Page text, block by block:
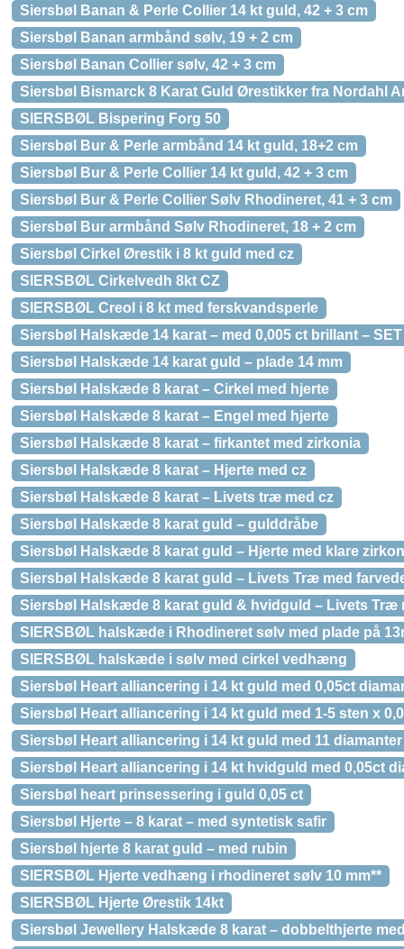
Siersbøl Banan & Perle Collier 14 kt guld, 42 + 3 cm
Siersbøl Banan armbånd sølv, 19 + 2 cm
Siersbøl Banan Collier sølv, 42 + 3 cm
Siersbøl Bismarck 8 Karat Guld Ørestikker fra Nordahl
SIERSBØL Bispering Forg 50
Siersbøl Bur & Perle armbånd 14 kt guld, 18+2 cm
Siersbøl Bur & Perle Collier 14 kt guld, 42 + 3 cm
Siersbøl Bur & Perle Collier Sølv Rhodineret, 41 + 3 cm
Siersbøl Bur armbånd Sølv Rhodineret, 18 + 2 cm
Siersbøl Cirkel Ørestik i 8 kt guld med cz
SIERSBØL Cirkelvedh 8kt CZ
SIERSBØL Creol i 8 kt med ferskvandsperle
Siersbøl Halskæde 14 karat – med 0,005 ct brillant –
Siersbøl Halskæde 14 karat guld – plade 14 mm
Siersbøl Halskæde 8 karat – Cirkel med hjerte
Siersbøl Halskæde 8 karat – Engel med hjerte
Siersbøl Halskæde 8 karat – firkantet med zirkonia
Siersbøl Halskæde 8 karat – Hjerte med cz
Siersbøl Halskæde 8 karat – Livets træ med cz
Siersbøl Halskæde 8 karat guld – gulddråbe
Siersbøl Halskæde 8 karat guld – Hjerte med klare
Siersbøl Halskæde 8 karat guld – Livets Træ med
Siersbøl Halskæde 8 karat guld & hvidguld – Livets Træ
SIERSBØL halskæde i Rhodineret sølv med plade på
SIERSBØL halskæde i sølv med cirkel vedhæng
Siersbøl Heart alliancering i 14 kt guld med 0,05ct
Siersbøl Heart alliancering i 14 kt guld med 1-5 sten x
Siersbøl Heart alliancering i 14 kt guld med 11 diamanter
Siersbøl Heart alliancering i 14 kt hvidguld med 0,05ct
Siersbøl heart prinsessering i guld 0,05 ct
Siersbøl Hjerte – 8 karat – med syntetisk safir
Siersbøl hjerte 8 karat guld – med rubin
SIERSBØL Hjerte vedhæng i rhodineret sølv 10 mm**
SIERSBØL Hjerte Ørestik 14kt
Siersbøl Jewellery Halskæde 8 karat – dobbelthjerte